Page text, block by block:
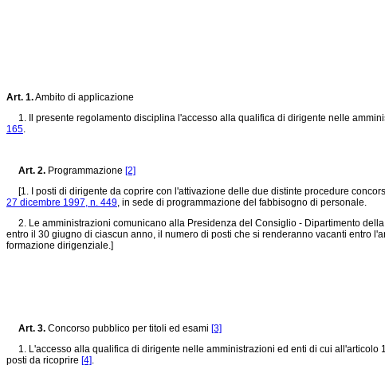
Art. 1.Ambito di applicazione
1. Il presente regolamento disciplina l'accesso alla qualifica di dirigente nelle
165.
Art. 2. Programmazione [2]
[1. I posti di dirigente da coprire con l'attivazione delle due distinte procedure
27 dicembre 1997, n. 449, in sede di programmazione del fabbisogno di personale.
2. Le amministrazioni comunicano alla Presidenza del Consiglio - Dipartimento
entro il 30 giugno di ciascun anno, il numero di posti che si renderanno vacanti entro
formazione dirigenziale.]
Art. 3. Concorso pubblico per titoli ed esami [3]
1. L'accesso alla qualifica di dirigente nelle amministrazioni ed enti di cui all'articolo
posti da ricoprire [4].